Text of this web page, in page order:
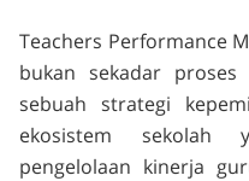
Teachers Performance
bukan sekadar proses
sebuah strategi
ekosistem sekolah
pengelolaan kinerja